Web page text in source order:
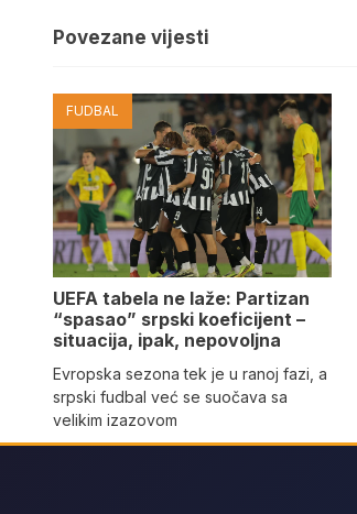
Povezane vijesti
FUDBAL
UEFA tabela ne laže: Partizan
“spasao” srpski koeficijent –
situacija, ipak, nepovoljna
Evropska sezona tek je u ranoj fazi, a
srpski fudbal već se suočava sa
velikim izazovom